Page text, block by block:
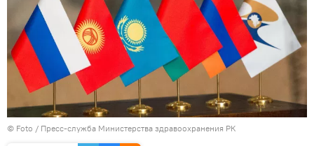
© Foto / Пресс-служба Министерства здравоохранения РК